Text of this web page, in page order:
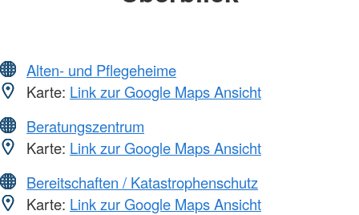
Alten- und Pflegeheime
Karte: Link zur Google Maps Ansicht
Beratungszentrum
Karte: Link zur Google Maps Ansicht
Bereitschaften / Katastrophenschutz
Karte: Link zur Google Maps Ansicht